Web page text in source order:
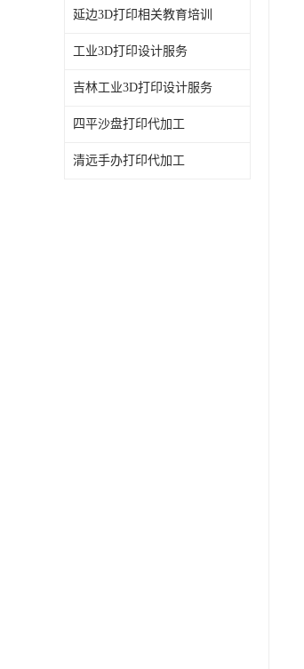
延边3D打印相关教育培训
工业3D打印设计服务
吉林工业3D打印设计服务
四平沙盘打印代加工
清远手办打印代加工